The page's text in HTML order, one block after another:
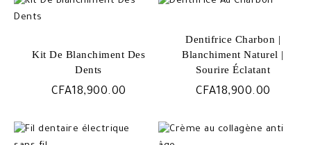
Kit De Blanchiment Des
Dents
CFA18,900.00
Dentifrice Charbon |
Blanchiment Naturel |
Sourire Éclatant
CFA18,900.00